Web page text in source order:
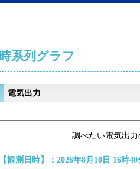
時系列グラフ
電気出力
調べたい電気出
【観測日時】：2026年8月10日 16時40